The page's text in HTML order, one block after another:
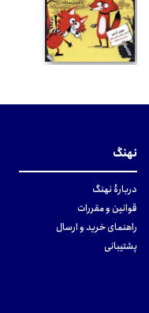
نهنگ
دربارهٔ نهنگ
قوانین و مقررات
راهنمای خرید و ارسال
پشتیبانی